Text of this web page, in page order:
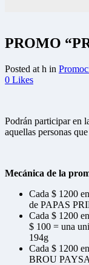
PROMO
Posted at h in
0 Likes
Podrán participar en
aquellas personas
Mecánica de la
Cada $ 1200
de PAPAS
Cada $ 1200
$ 100 = una
194g
Cada $ 1200
BROU